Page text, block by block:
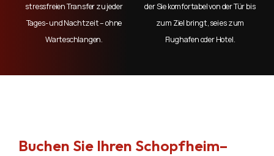
stressfreien Transfer zu jeder
Tages- und Nachtzeit – ohne
Warteschlangen.
der Sie komfortabel von der Tür bis
zum Ziel bringt, sei es zum
Flughafen oder Hotel.
Buchen Sie Ihren Schopfheim–